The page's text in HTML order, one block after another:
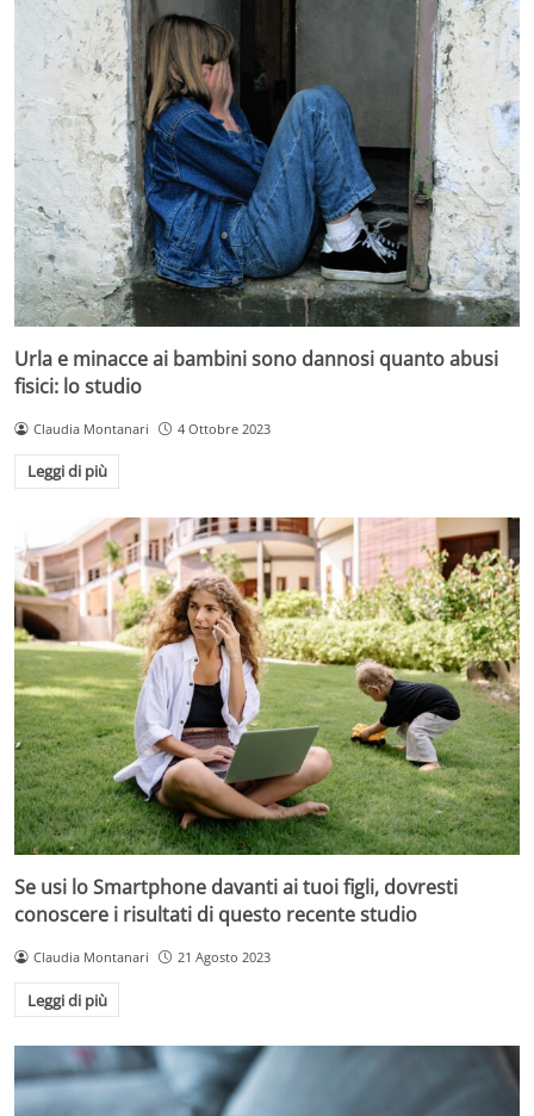
Urla e minacce ai bambini sono dannosi quanto abusi
fisici: lo studio
Claudia Montanari 4 Ottobre 2023
Leggi di più
Se usi lo Smartphone davanti ai tuoi figli, dovresti
conoscere i risultati di questo recente studio
Claudia Montanari 21 Agosto 2023
Leggi di più